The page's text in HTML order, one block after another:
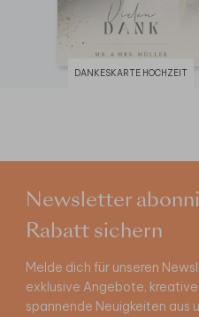
DANKESKARTE HOCHZEIT
Newsletter
Rabatt sichern
Melde dich für unseren
exklusive Angebote,
spannende Neuigkeiten aus